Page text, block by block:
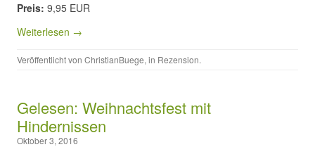
Preis: 9,95 EUR
Weiterlesen →
Veröffentlicht von ChristianBuege, in Rezension.
Gelesen: Weihnachtsfest mit
Hindernissen
Oktober 3, 2016